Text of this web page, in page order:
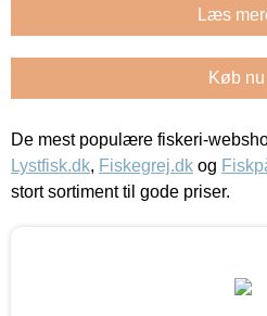
Læs
Køb
De mest populære fiskeri-
Lystfisk.dk, Fiskegrej.dk og
stort sortiment til gode priser.